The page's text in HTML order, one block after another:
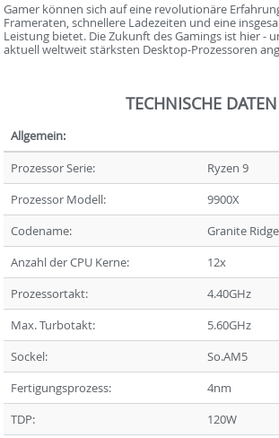
Gamer können sich auf eine revolutionäre
Frameraten, schnellere Ladezeiten und eine
Leistung bietet. Die Zukunft des Gamings ist hier -
aktuell weltweit stärksten Desktop-Prozessoren
TECHNISCHE DATEN
Allgemein:
Prozessor Serie:
Ryzen 9
Prozessor Modell:
9900X
Codename:
Granite Ridge
Anzahl der CPU Kerne:
12x
Prozessortakt:
4.40GHz
Max. Turbotakt:
5.60GHz
Sockel:
So.AM5
Fertigungsprozess:
4nm
TDP:
120W